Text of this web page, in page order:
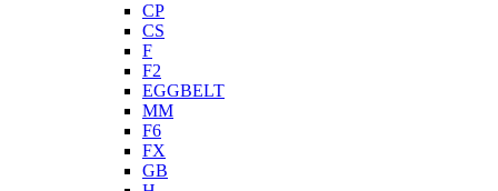
CP
CS
F
F2
EGGBELT
MM
F6
FX
GB